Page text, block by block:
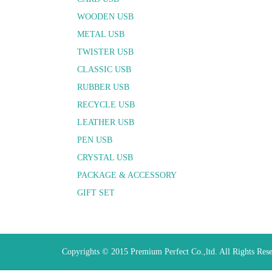
WOODEN USB
METAL USB
TWISTER USB
CLASSIC USB
RUBBER USB
RECYCLE USB
LEATHER USB
PEN USB
CRYSTAL USB
PACKAGE & ACCESSORY
GIFT SET
Copyrights © 2015 Premium Perfect Co.,ltd. All Rights